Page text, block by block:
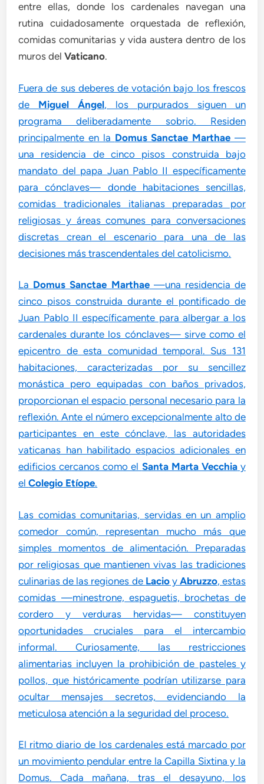
entre ellas, donde los cardenales navegan una
rutina cuidadosamente orquestada de reflexión,
comidas comunitarias y vida austera dentro de los
muros delVaticano.
Fuera de sus deberes de votación bajo los frescos
de Miguel Ángel, los purpurados siguen un
programa deliberadamente sobrio. Residen
principalmente en la Domus Sanctae Marthae —
una residencia de cinco pisos construida bajo
mandato del papa Juan Pablo II específicamente
para cónclaves— donde habitaciones sencillas,
comidas tradicionales italianas preparadas por
religiosas y áreas comunes para conversaciones
discretas crean el escenario para una de las
decisiones más trascendentales del catolicismo.
La Domus Sanctae Marthae—una residencia de
cinco pisos construida durante el pontificado de
Juan Pablo II específicamente para albergar a los
cardenales durante los cónclaves— sirve como el
epicentro de esta comunidad temporal. Sus 131
habitaciones, caracterizadas por su sencillez
monástica pero equipadas con baños privados,
proporcionan el espacio personal necesario para la
reflexión. Ante el número excepcionalmente alto de
participantes en este cónclave, las autoridades
vaticanas han habilitado espacios adicionales en
edificios cercanos como el Santa Marta Vecchiay
elColegio Etíope.
Las comidas comunitarias, servidas en un amplio
comedor común, representan mucho más que
simples momentos de alimentación. Preparadas
por religiosas que mantienen vivas las tradiciones
culinarias de las regiones de LacioyAbruzzo, estas
comidas —minestrone, espaguetis, brochetas de
cordero y verduras hervidas— constituyen
oportunidades cruciales para el intercambio
informal. Curiosamente, las restricciones
alimentarias incluyen la prohibición de pasteles y
pollos, que históricamente podrían utilizarse para
ocultar mensajes secretos, evidenciando la
meticulosa atención a la seguridad del proceso.
El ritmo diario de los cardenales está marcado por
un movimiento pendular entre la Capilla Sixtina y la
Domus. Cada mañana, tras el desayuno, los